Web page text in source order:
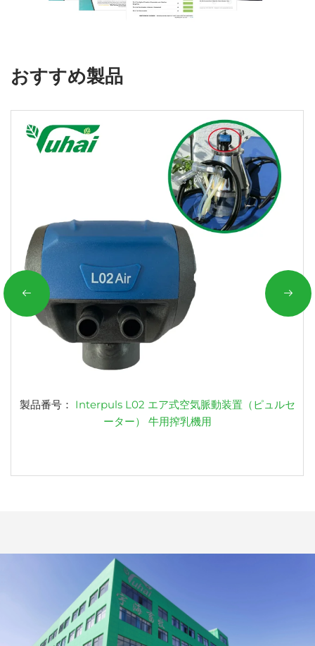
おすすめ製品
製品番号： Interpuls L02 エア式空気脈動装置（ピュルセ
ーター） 牛用搾乳機用